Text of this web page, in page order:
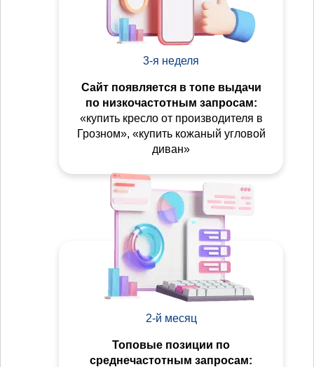
3-я неделя
Сайт появляется в топе выдачи
по низкочастотным запросам:
«купить кресло от производителя в
Грозном», «купить кожаный угловой
диван»
2-й месяц
Топовые позиции по
среднечастотным запросам: